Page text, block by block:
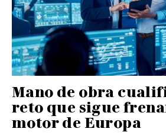
Mano de obra
reto que sigue
motor de Europa